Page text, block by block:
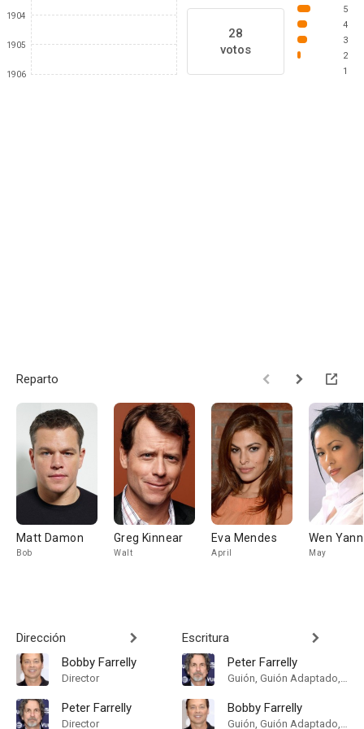
1904
1905
1906
28
votos
5
4
3
2
1
Reparto
Matt Damon
Bob
Greg Kinnear
Walt
Eva Mendes
April
Wen
May
Dirección
Bobby Farrelly
Director
Peter Farrelly
Director
Escritura
Peter Farrelly
Guión, Guión Adaptado, Historia
Bobby Farrelly
Guión, Guión Adaptado, Historia